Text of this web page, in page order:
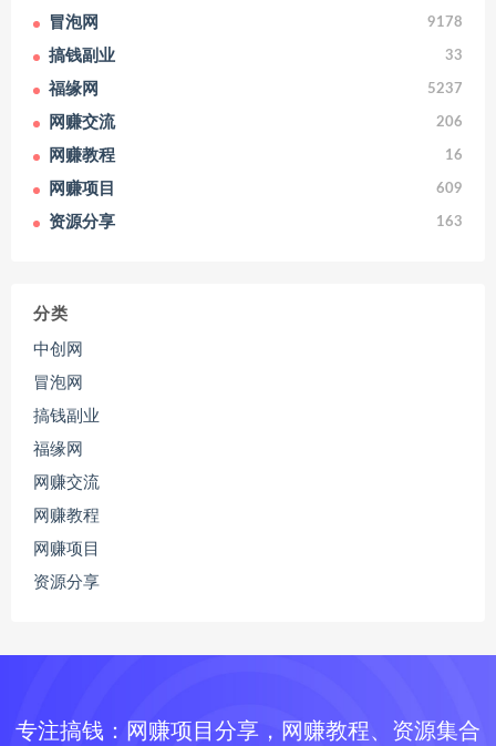
冒泡网 9178
搞钱副业 33
福缘网 5237
网赚交流 206
网赚教程 16
网赚项目 609
资源分享 163
分类
中创网
冒泡网
搞钱副业
福缘网
网赚交流
网赚教程
网赚项目
资源分享
专注搞钱：网赚项目分享，网赚教程、资源集合